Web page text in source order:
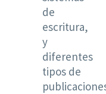
de
escritura,
y
diferentes
tipos de